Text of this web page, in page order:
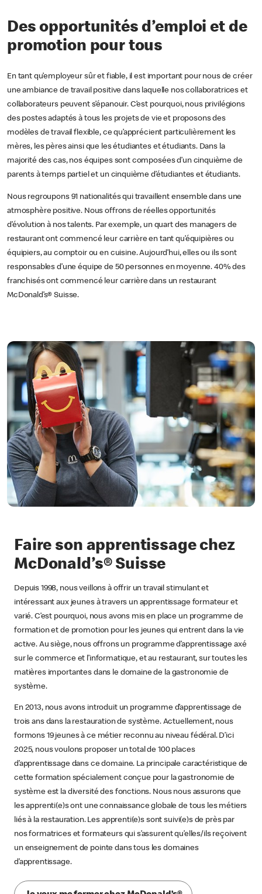
Des opportunités d’emploi et de
promotion pour tous
En tant qu’employeur sûr et fiable, il est important pour nous de créer
une ambiance de travail positive dans laquelle nos collaboratrices et
collaborateurs peuvent s’épanouir. C’est pourquoi, nous privilégions
des postes adaptés à tous les projets de vie et proposons des
modèles de travail flexible, ce qu’apprécient particulièrement les
mères, les pères ainsi que les étudiantes et étudiants. Dans la
majorité des cas, nos équipes sont composées d’un cinquième de
parents à temps partiel et un cinquième d’étudiantes et étudiants.
Nous regroupons 91 nationalités qui travaillent ensemble dans une
atmosphère positive. Nous offrons de réelles opportunités
d’évolution à nos talents. Par exemple, un quart des managers de
restaurant ont commencé leur carrière en tant qu’équipières ou
équipiers, au comptoir ou en cuisine. Aujourd’hui, elles ou ils sont
responsables d’une équipe de 50 personnes en moyenne. 40% des
franchisés ont commencé leur carrière dans un restaurant
McDonald’s® Suisse.
Faire son apprentissage chez
McDonald’s® Suisse
Depuis 1998, nous veillons à offrir un travail stimulant et
intéressant aux jeunes à travers un apprentissage formateur et
varié. C’est pourquoi, nous avons mis en place un programme de
formation et de promotion pour les jeunes qui entrent dans la vie
active. Au siège, nous offrons un programme d’apprentissage axé
sur le commerce et l’informatique, et au restaurant, sur toutes les
matières importantes dans le domaine de la gastronomie de
système.
En 2013, nous avons introduit un programme d’apprentissage de
trois ans dans la restauration de système. Actuellement, nous
formons 19 jeunes à ce métier reconnu au niveau fédéral. D’ici
2025, nous voulons proposer un total de 100 places
d’apprentissage dans ce domaine. La principale caractéristique de
cette formation spécialement conçue pour la gastronomie de
système est la diversité des fonctions. Nous nous assurons que
les apprenti(e)s ont une connaissance globale de tous les métiers
liés à la restauration. Les apprenti(e)s sont suivi(e)s de près par
nos formatrices et formateurs qui s’assurent qu’elles/ils reçoivent
un enseignement de pointe dans tous les domaines
d’apprentissage.